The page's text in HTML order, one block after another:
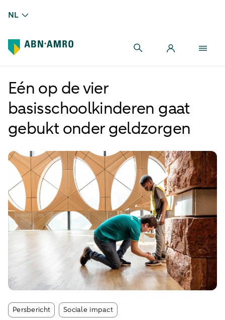
NL
Eén op de vier
basisschoolkinderen gaat
gebukt onder geldzorgen
Persbericht Article tags:
Sociale impact